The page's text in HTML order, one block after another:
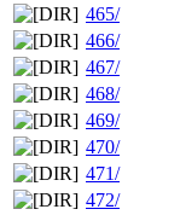
465/
466/
467/
468/
469/
470/
471/
472/